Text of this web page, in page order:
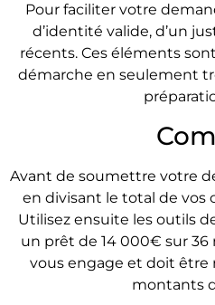
Pour faciliter votre
d’identité valide, d’un
récents. Ces éléments
démarche en seulement
Avant de soumettre votre
en divisant le total de vos
Utilisez ensuite les outils
un prêt de 14 000€ sur 36
vous engage et doit être
montants